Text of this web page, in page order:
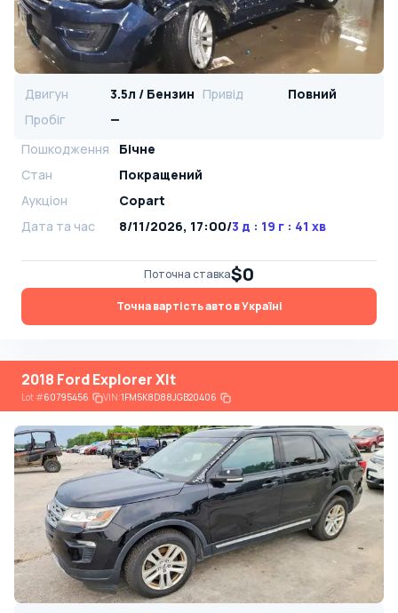
Двигун 3.5л / Бензин Привід
Повний
Пробіг
—
Пошкодження
Бічне
Стан
Покращений
Аукціон
Copart
Дата та час
8/11/2026, 17:00/3 д : 19 г : 41 хв
Поточна ставка$0
Точна вартість авто в Україні
2018 Ford Explorer Xlt
Lot#60795456 VIN:1FM5K8D88JGB20406